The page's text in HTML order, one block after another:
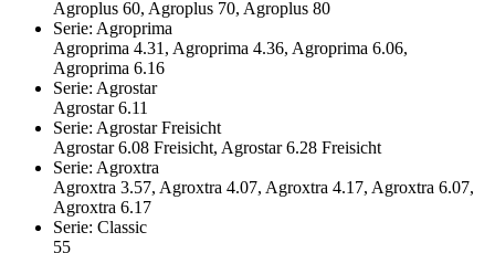
Agroplus 60, Agroplus 70, Agroplus 80
Serie: Agroprima
Agroprima 4.31, Agroprima 4.36, Agroprima 6.06,
Agroprima 6.16
Serie: Agrostar
Agrostar 6.11
Serie: Agrostar Freisicht
Agrostar 6.08 Freisicht, Agrostar 6.28 Freisicht
Serie: Agroxtra
Agroxtra 3.57, Agroxtra 4.07, Agroxtra 4.17, Agroxtra 6.07,
Agroxtra 6.17
Serie: Classic
55